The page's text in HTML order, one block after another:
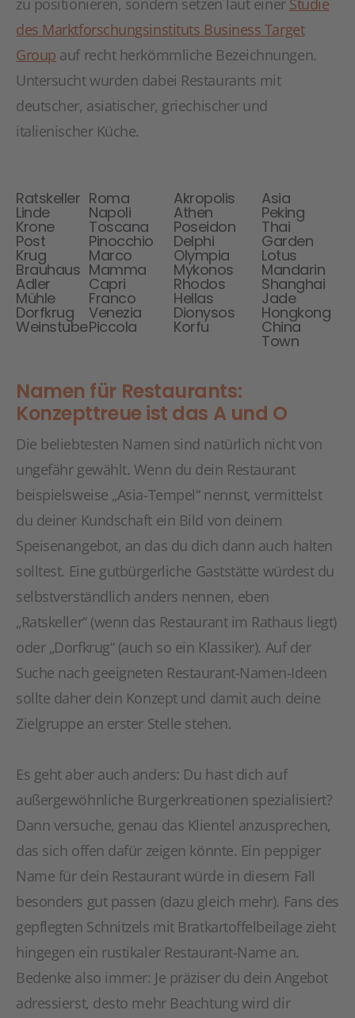
zu positionieren, sondern setzen laut einer Studie
des Marktforschungsinstituts Business Target
Group auf recht herkömmliche Bezeichnungen.
Untersucht wurden dabei Restaurants mit
deutscher, asiatischer, griechischer und
italienischer Küche.
Ratskeller Roma Akropolis Asia
Linde Napoli Athen Peking
Krone Toscana Poseidon Thai
Post Pinocchio Delphi Garden
Krug Marco Olympia Lotus
Brauhaus Mamma Mykonos Mandarin
Adler Capri Rhodos Shanghai
Mühle Franco Hellas Jade
Dorfkrug Venezia Dionysos Hongkong
WeinstubePiccola Korfu China
Town
Namen für Restaurants:
Konzepttreue ist das A und O
Die beliebtesten Namen sind natürlich nicht von
ungefähr gewählt. Wenn du dein Restaurant
beispielsweise „Asia-Tempel“ nennst, vermittelst
du deiner Kundschaft ein Bild von deinem
Speisenangebot, an das du dich dann auch halten
solltest. Eine gutbürgerliche Gaststätte würdest du
selbstverständlich anders nennen, eben
„Ratskeller“ (wenn das Restaurant im Rathaus liegt)
oder „Dorfkrug“ (auch so ein Klassiker). Auf der
Suche nach geeigneten Restaurant-Namen-Ideen
sollte daher dein Konzept und damit auch deine
Zielgruppe an erster Stelle stehen.
Es geht aber auch anders: Du hast dich auf
außergewöhnliche Burgerkreationen spezialisiert?
Dann versuche, genau das Klientel anzusprechen,
das sich offen dafür zeigen könnte. Ein peppiger
Name für dein Restaurant würde in diesem Fall
besonders gut passen (dazu gleich mehr). Fans des
gepflegten Schnitzels mit Bratkartoffelbeilage zieht
hingegen ein rustikaler Restaurant-Name an.
Bedenke also immer: Je präziser du dein Angebot
adressierst, desto mehr Beachtung wird dir